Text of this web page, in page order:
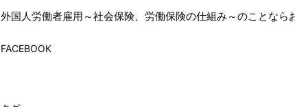
外国人労働者雇用～社会保険、労働保険の仕組み～のことなら
FACEBOOK